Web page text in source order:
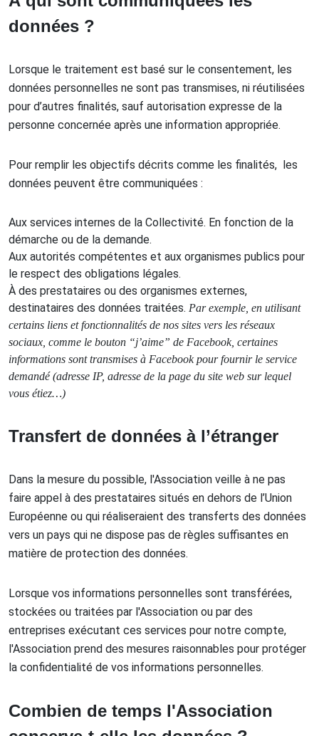
données ?
Lorsque le traitement est basé sur le consentement, les
données personnelles ne sont pas transmises, ni réutilisées
pour d’autres finalités, sauf autorisation expresse de la
personne concernée après une information appropriée.
Pour remplir les objectifs décrits comme les finalités, les
données peuvent être communiquées :
Aux services internes de la Collectivité. En fonction de la
démarche ou de la demande.
Aux autorités compétentes et aux organismes publics pour
le respect des obligations légales.
À des prestataires ou des organismes externes,
destinataires des données traitées. Par exemple, en utilisant
certains liens et fonctionnalités de nos sites vers les réseaux
sociaux, comme le bouton “j’aime” de Facebook, certaines
informations sont transmises à Facebook pour fournir le service
demandé (adresse IP, adresse de la page du site web sur lequel
vous étiez…)
Transfert de données à l’étranger
Dans la mesure du possible, l'Association veille à ne pas
faire appel à des prestataires situés en dehors de l’Union
Européenne ou qui réaliseraient des transferts des données
vers un pays qui ne dispose pas de règles suffisantes en
matière de protection des données.
Lorsque vos informations personnelles sont transférées,
stockées ou traitées par l'Association ou par des
entreprises exécutant ces services pour notre compte,
l'Association prend des mesures raisonnables pour protéger
la confidentialité de vos informations personnelles.
Combien de temps l'Association